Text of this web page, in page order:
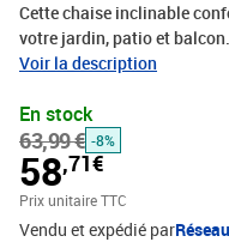
Cette chaise inclinable
votre jardin, patio et
parfaite pour la plage et le
intempéries de haute
en 3 réglages inclinables
longue d'extérieur peut
transport et le rangement
vos temps libre avec cette
Voir la description
En stock
63,99 € -8%
58,71€
Prix unitaire TTC
Vendu et expédié par